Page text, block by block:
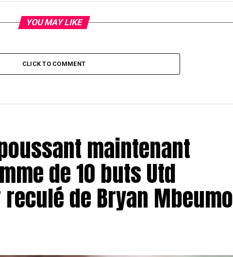
YOU MAY LIKE
CLICK TO COMMENT
maintenant
de 10 buts Utd
de Bryan Mbeumo